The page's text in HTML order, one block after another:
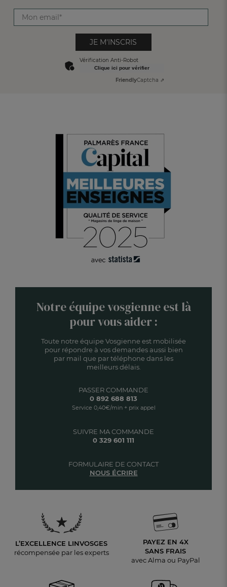
JE M'INSCRIS
Vérification Anti-Robot
Clique ici pour vérifier
FriendlyCaptcha ⇗
Notre équipe vosgienne est là
pour vous aider :
Toute notre équipe Vosgienne est mobilisée
pour répondre à vos demandes aussi bien
par mail que par téléphone dans les
meilleurs délais.
SUIVRE MA COMMANDE
0 329 601 111
PASSER COMMANDE
0 892 688 813
Service 0,40€/min + prix appel
FORMULAIRE DE CONTACT
NOUS ÉCRIRE
L’EXCELLENCE LINVOSGES
récompensée par les experts
PAYEZ EN 4X
SANS FRAIS
avec Alma ou PayPal